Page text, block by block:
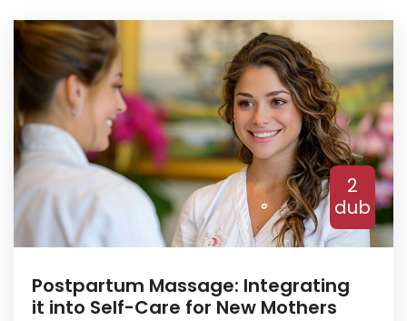
2
dub
Postpartum Massage: Integrating
it into Self-Care for New Mothers